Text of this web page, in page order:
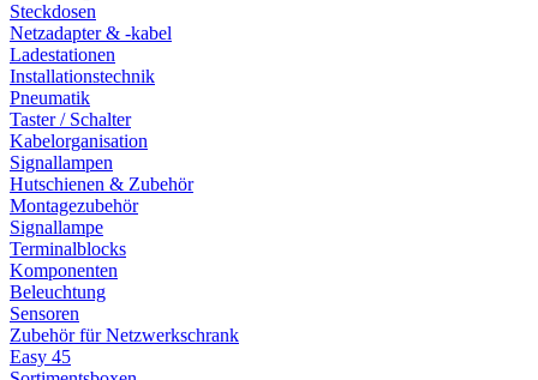
Steckdosen
Netzadapter & -kabel
Ladestationen
Installationstechnik
Pneumatik
Taster / Schalter
Kabelorganisation
Signallampen
Hutschienen & Zubehör
Montagezubehör
Signallampe
Terminalblocks
Komponenten
Beleuchtung
Sensoren
Zubehör für Netzwerkschrank
Easy 45